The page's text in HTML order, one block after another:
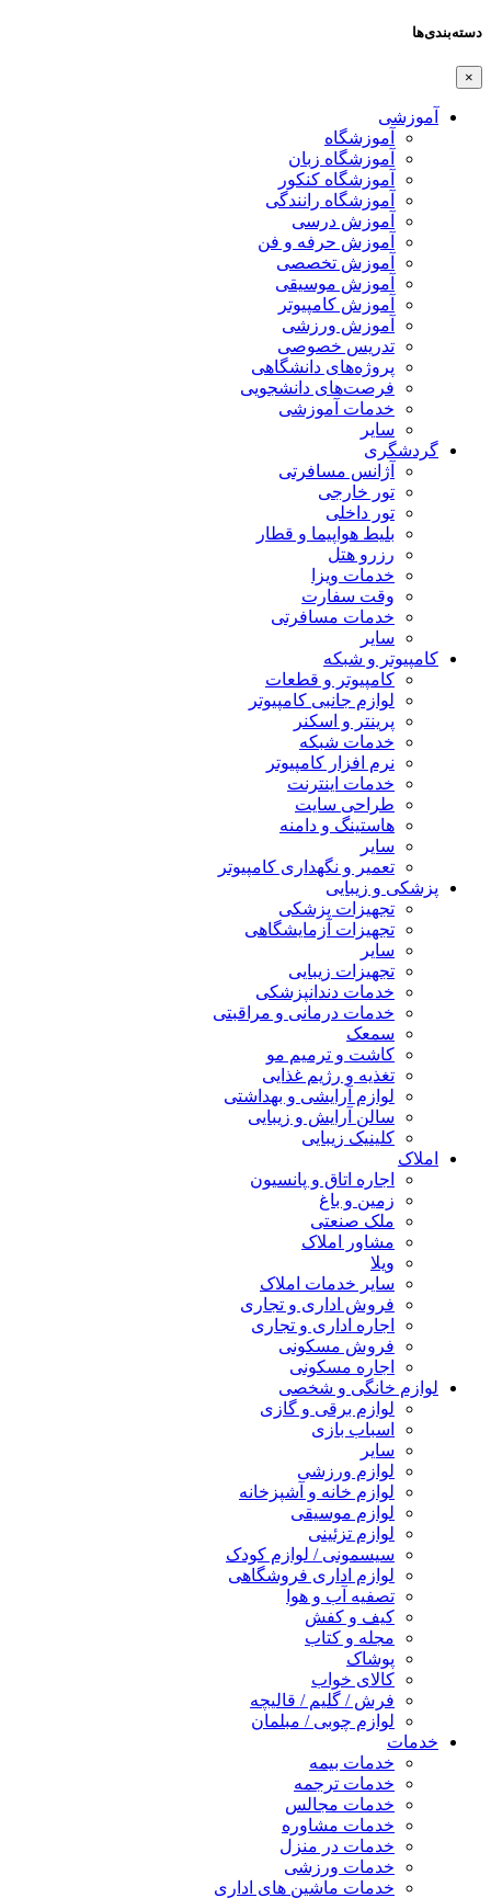
دسته‌بندی‌ها
×
آموزشی
آموزشگاه
آموزشگاه زبان
آموزشگاه کنکور
آموزشگاه رانندگی
آموزش درسی
آموزش حرفه و فن
آموزش تخصصی
آموزش موسیقی
آموزش کامپیوتر
آموزش ورزشی
تدریس خصوصی
پروژه‌های دانشگاهی
فرصت‌های دانشجویی
خدمات آموزشی
سایر
گردشگری
آژانس مسافرتی
تور خارجی
تور داخلی
بلیط هواپیما و قطار
رزرو هتل
خدمات ویزا
وقت سفارت
خدمات مسافرتی
سایر
کامپیوتر و شبکه
کامپیوتر و قطعات
لوازم جانبی کامپیوتر
پرینتر و اسکنر
خدمات شبکه
نرم افزار کامپیوتر
خدمات اینترنت
طراحی سایت
هاستینگ و دامنه
سایر
تعمیر و نگهداری کامپیوتر
پزشکی و زیبایی
تجهیزات پزشکی
تجهیزات آزمایشگاهی
سایر
تجهیزات زیبایی
خدمات دندانپزشکی
خدمات درمانی و مراقبتی
سمعک
کاشت و ترمیم مو
تغذیه و رژیم غذایی
لوازم آرایشی و بهداشتی
سالن آرایش و زیبایی
کلینیک زیبایی
املاک
اجاره اتاق و پانسیون
زمین و باغ
ملک صنعتی
مشاور املاک
ویلا
سایر خدمات املاک
فروش اداری و تجاری
اجاره اداری و تجاری
فروش مسکونی
اجاره مسکونی
لوازم خانگی و شخصی
لوازم برقی و گازی
اسباب بازی
سایر
لوازم ورزشی
لوازم خانه و آشپزخانه
لوازم موسیقی
لوازم تزئینی
سیسمونی / لوازم کودک
لوازم اداری فروشگاهی
تصفیه آب و هوا
کیف و کفش
مجله و کتاب
پوشاک
کالای خواب
فرش / گلیم / قالیچه
لوازم چوبی / مبلمان
خدمات
خدمات بیمه
خدمات ترجمه
خدمات مجالس
خدمات مشاوره
خدمات در منزل
خدمات ورزشی
خدمات ماشین های اداری